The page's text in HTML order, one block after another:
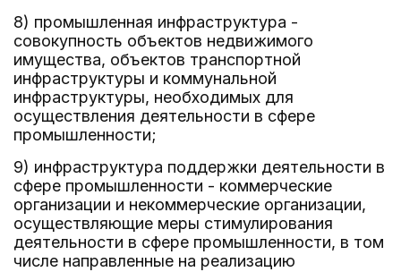
8) промышленная инфраструктура -
совокупность объектов недвижимого
имущества, объектов транспортной
инфраструктуры и коммунальной
инфраструктуры, необходимых для
осуществления деятельности в сфере
промышленности;
9) инфраструктура поддержки деятельности в
сфере промышленности - коммерческие
организации и некоммерческие организации,
осуществляющие меры стимулирования
деятельности в сфере промышленности, в том
числе направленные на реализацию